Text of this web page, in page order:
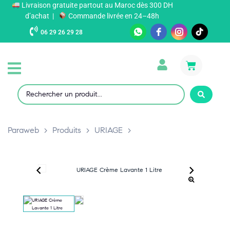
Livraison gratuite partout au Maroc dès 300 DH
d’achat |
Commande livrée en 24–48h
06 29 26 29 28
Paraweb > Produits > URIAGE >
‹ ›